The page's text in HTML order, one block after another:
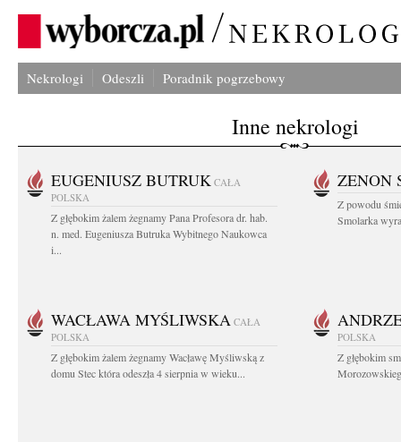
Nekrologi Odeszli Poradnik pogrzebowy
Inne nekrologi
EUGENIUSZ BUTRUK CAŁA
POLSKA
Z głębokim żalem żegnamy Pana Profesora dr. hab.
n. med. Eugeniusza Butruka Wybitnego Naukowca
i...
ZENON
Z powodu
Smolarka
WACŁAWA MYŚLIWSKA CAŁA
POLSKA
Z głębokim żalem żegnamy Wacławę Myśliwską z
domu Stec która odeszła 4 sierpnia w wieku...
POLSKA
Z głębokim